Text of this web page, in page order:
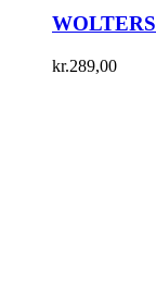
kr.289,00